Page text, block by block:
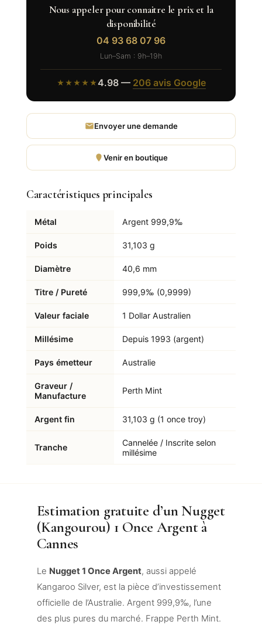
Nous appeler pour connaitre le prix et la
disponibilité
04 93 68 07 96
Lun–Sam : 9h–19h
★★★★★ 4.98 — 206 avis Google
Envoyer une demande
Venir en boutique
Caractéristiques principales
Métal Argent 999,9‰
Poids 31,103 g
Diamètre 40,6 mm
Titre / Pureté 999,9‰ (0,9999)
Valeur faciale 1 Dollar Australien
Millésime Depuis 1993 (argent)
Pays émetteur Australie
Graveur /
Manufacture
Perth Mint
Argent fin 31,103 g (1 once troy)
Tranche
Cannelée / Inscrite selon
millésime
Estimation gratuite d’un Nugget
(Kangourou) 1 Once Argent à
Cannes
Le Nugget 1 Once Argent, aussi appelé
Kangaroo Silver, est la pièce d’investissement
officielle de l’Australie. Argent 999,9‰, l’une
des plus pures du marché. Frappe Perth Mint.